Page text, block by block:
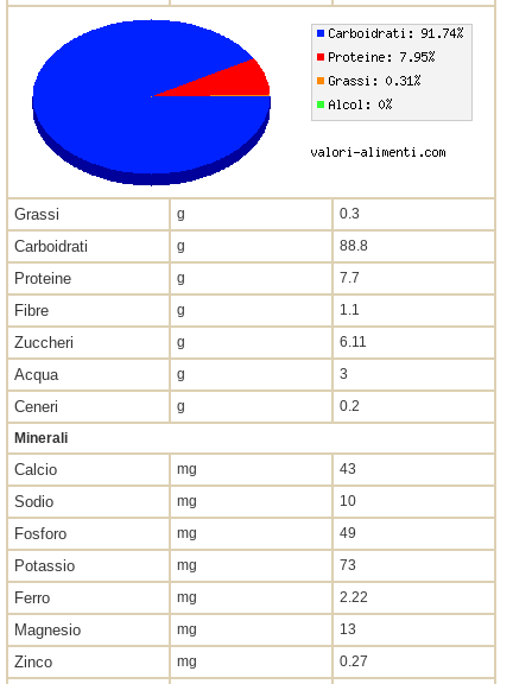
Grassi g 0.3
Carboidrati g 88.8
Proteine g 7.7
Fibre g 1.1
Zuccheri g 6.11
Acqua g 3
Ceneri g
0.2
Minerali
Calcio mg 43
Sodio mg 10
Fosforo mg 49
Potassio mg 73
Ferro mg 2.22
Magnesio mg 13
Zinco mg 0.27